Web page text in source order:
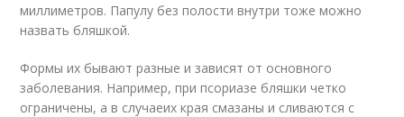
миллиметров. Папулу без полости внутри тоже можно
назвать бляшкой.
Формы их бывают разные и зависят от основного
заболевания. Например, при псориазе бляшки четко
ограничены, а в случаеих края смазаны и сливаются с